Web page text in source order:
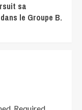
sa
le Groupe B.